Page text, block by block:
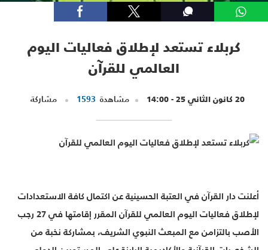
كربلاء تستعد لإطلاق فعاليات اليوم
العالمي للقرآن
20 كانون الثاني 25 - 14:00 مشاهدة 1593 مشاركة
أعلنت دار القرآن في العتبة الحسينية عن اكتمال كافة الاستعدادات
لإطلاق فعاليات اليوم العالمي للقرآن المقرر إقامتها في 27 رجب
الأصب بالتزامن مع المبعث النبوي الشريف، بمشاركة نخبة من